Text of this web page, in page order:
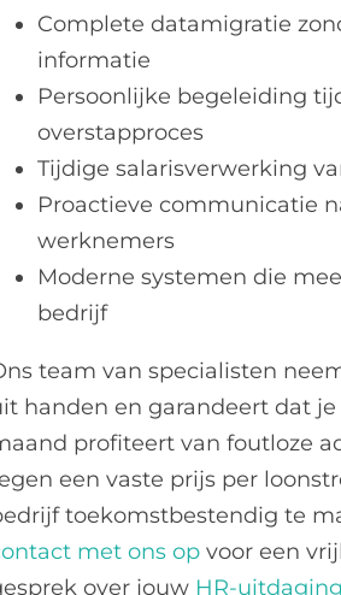
Complete datamigratie
informatie
Persoonlijke begeleiding
overstapproces
Tijdige salarisverwerking
Proactieve communicatie
werknemers
Moderne systemen die
bedrijf
team van specialisten
handen en garandeert dat je
profiteert van foutloze
een vaste prijs per
toekomstbestendig te
met ons op voor een
over jouw HR-